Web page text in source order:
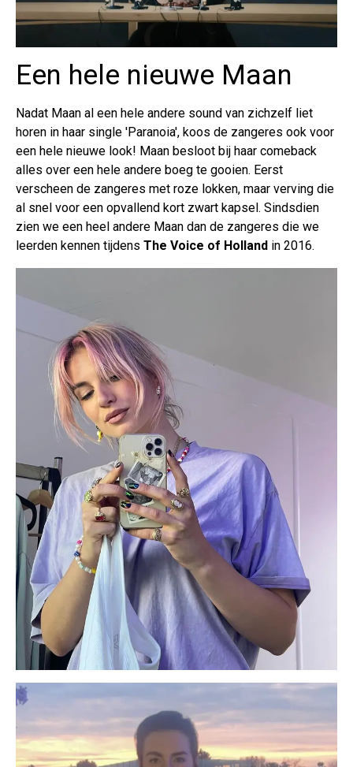
Een hele nieuwe Maan
Nadat Maan al een hele andere sound van zichzelf liet
horen in haar single 'Paranoia', koos de zangeres ook voor
een hele nieuwe look! Maan besloot bij haar comeback
alles over een hele andere boeg te gooien. Eerst
verscheen de zangeres met roze lokken, maar verving die
al snel voor een opvallend kort zwart kapsel. Sindsdien
zien we een heel andere Maan dan de zangeres die we
leerden kennen tijdens The Voice of Holland in 2016.